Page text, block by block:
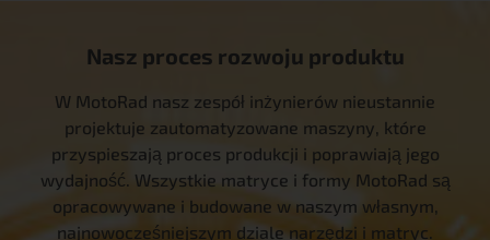
Nasz proces rozwoju produktu
W MotoRad nasz zespół inżynierów nieustannie
projektuje zautomatyzowane maszyny, które
przyspieszają proces produkcji i poprawiają jego
wydajność. Wszystkie matryce i formy MotoRad są
opracowywane i budowane w naszym własnym,
najnowocześniejszym dziale narzędzi i matryc.